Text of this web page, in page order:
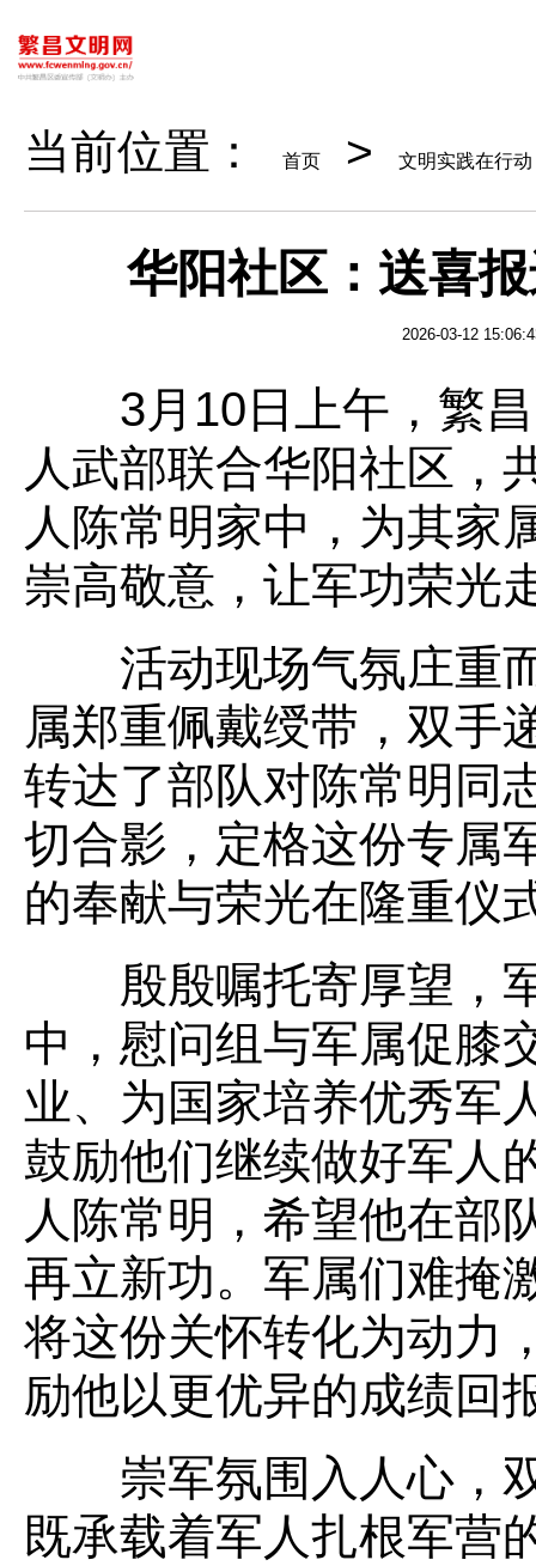
当前位置： 首页 > 文明实践在行动
华阳社区：送喜
2026-03-12
3月10日上午，繁昌
人武部联合华阳社区，
人陈常明家中，为其家
崇高敬意，让军功荣光
活动现场气氛庄重而
属郑重佩戴绶带，双手
转达了部队对陈常明同
切合影，定格这份专属
的奉献与荣光在隆重仪
殷殷嘱托寄厚望，军
中，慰问组与军属促膝
业、为国家培养优秀军
鼓励他们继续做好军人
人陈常明，希望他在部
再立新功。军属们难掩
将这份关怀转化为动力
励他以更优异的成绩回
崇军氛围入人心，双
既承载着军人扎根军营